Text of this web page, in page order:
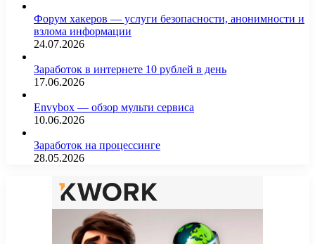
Форум хакеров — услуги безопасности, анонимности и
взлома информации
24.07.2026
Заработок в интернете 10 рублей в день
17.06.2026
Envybox — обзор мульти сервиса
10.06.2026
Заработок на процессинге
28.05.2026